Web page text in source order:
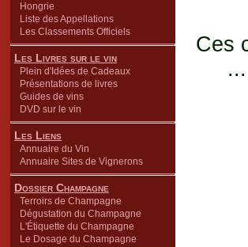
Hongrie
Liste des Appellations
Les Classements Officiels
Les Livres sur le vin
Plein d'Idées de Cadeaux
Présentations de livres
Guides de vins
DVD sur le vin
Les Liens
Annuaire du Vin
Annuaire Sites de Vignerons
Dossier Champagne
Terroirs de Champagne
Dégustation du Champagne
L'Étiquette du Champagne
Le Dosage du Champagne
Ces